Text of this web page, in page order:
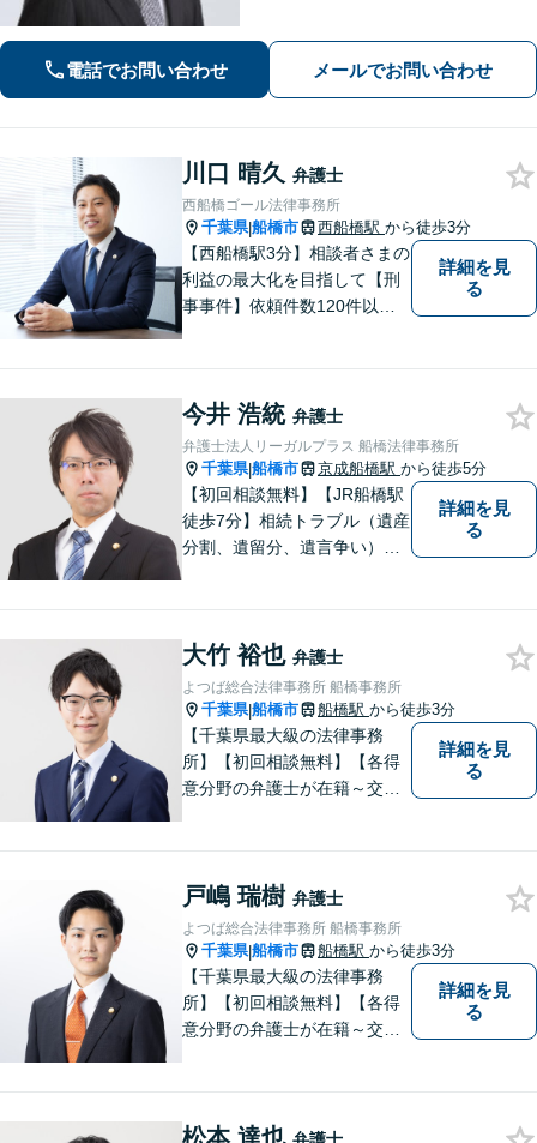
電話でお問い合わせ メールでお問い合わせ
川口 晴久 弁護士
西船橋ゴール法律事務所
千葉県|船橋市 西船橋駅 から徒歩3分
【西船橋駅3分】相談者さまの
利益の最大化を目指して【刑
事事件】依頼件数120件以
豊富な対応実績。セカンドオ
ピニオンも可能です【初回相
談無料】【夜間／土日祝日対
応可】
詳細を見
る
今井 浩統 弁護士
弁護士法人リーガルプラス 船橋法律事務所
千葉県|船橋市 京成船橋駅 から徒歩5分
【初回相談無料】【JR船橋駅
徒歩7分】相続トラブル（遺産
分割、遺留分、遺言争い）、
詳細を見
る
大竹 裕也 弁護士
よつば総合法律事務所 船橋事務所
千葉県|船橋市 船橋駅 から徒歩3分
【千葉県最大級の法律事務
所】【初回相談無料】【各得
意分野の弁護士が在籍～交通
詳細を見
る
戸嶋 瑞樹 弁護士
よつば総合法律事務所 船橋事務所
千葉県|船橋市 船橋駅 から徒歩3分
【千葉県最大級の法律事務
所】【初回相談無料】【各得
意分野の弁護士が在籍～交通
詳細を見
る
松本 達也